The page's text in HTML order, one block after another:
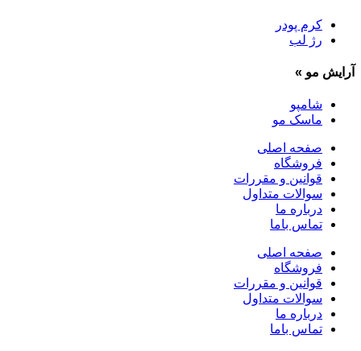
کرم پودر
رژ لب
آرایش مو »
شامپو
ماسک مو
صفحه اصلی
فروشگاه
قوانین و مقررات
سوالات متداول
درباره ما
تماس باما
صفحه اصلی
فروشگاه
قوانین و مقررات
سوالات متداول
درباره ما
تماس باما